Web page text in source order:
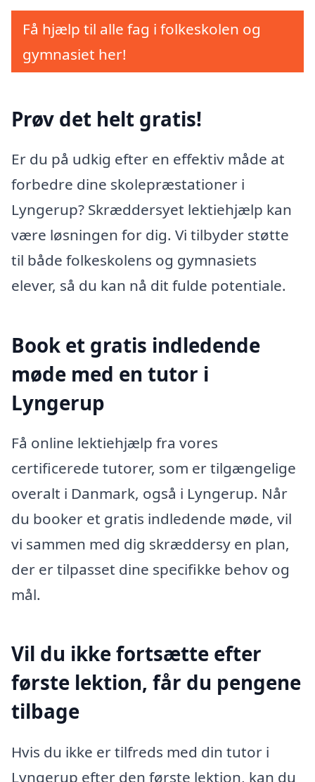
Få hjælp til alle fag i folkeskolen og
gymnasiet her!
Prøv det helt gratis!
Er du på udkig efter en effektiv måde at
forbedre dine skolepræstationer i
Lyngerup? Skræddersyet lektiehjælp kan
være løsningen for dig. Vi tilbyder støtte
til både folkeskolens og gymnasiets
elever, så du kan nå dit fulde potentiale.
Book et gratis indledende
møde med en tutor i
Lyngerup
Få online lektiehjælp fra vores
certificerede tutorer, som er tilgængelige
overalt i Danmark, også i Lyngerup. Når
du booker et gratis indledende møde, vil
vi sammen med dig skræddersy en plan,
der er tilpasset dine specifikke behov og
mål.
Vil du ikke fortsætte efter
første lektion, får du pengene
tilbage
Hvis du ikke er tilfreds med din tutor i
Lyngerup efter den første lektion, kan du